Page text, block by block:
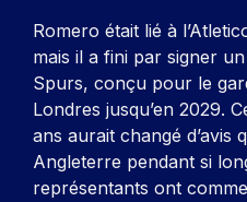
Romero était lié à
mais il a fini par signer
Spurs, conçu pour le
Londres jusqu’en 2029.
ans aurait changé d’avis
Angleterre pendant si
représentants ont